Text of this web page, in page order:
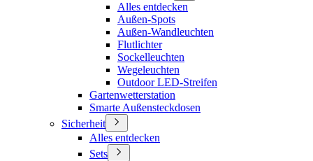
Alles entdecken
Außen-Spots
Außen-Wandleuchten
Flutlichter
Sockelleuchten
Wegeleuchten
Outdoor LED-Streifen
Gartenwetterstation
Smarte Außensteckdosen
Sicherheit
Alles entdecken
Sets